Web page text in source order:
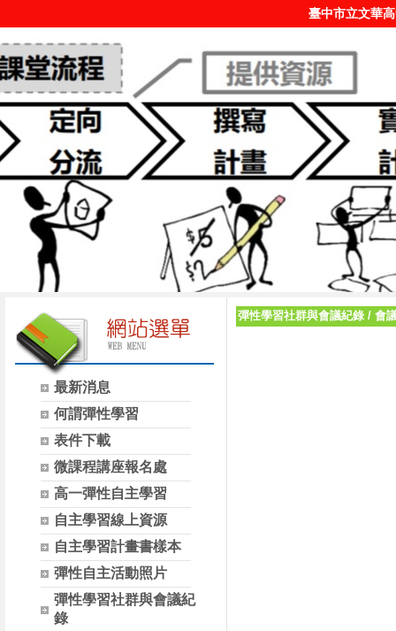
臺中市立文華
最新消息
何謂彈性學習
表件下載
微課程講座報名處
高一彈性自主學習
自主學習線上資源
自主學習計畫書樣本
彈性自主活動照片
彈性學習社群與會議紀
錄
彈性學習社群與會議紀錄 / 會